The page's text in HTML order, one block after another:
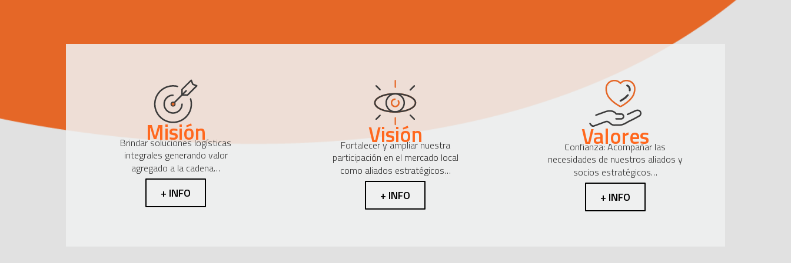
Misión
Brindar soluciones logísticas
integrales generando valor
agregado a la cadena…
+ INFO
Visión
Fortalecer y ampliar nuestra
participación en el mercado local
como aliados estratégicos…
+ INFO
Valores
Confianza: Acompañar las
necesidades de nuestros aliados y
socios estratégicos…
+ INFO